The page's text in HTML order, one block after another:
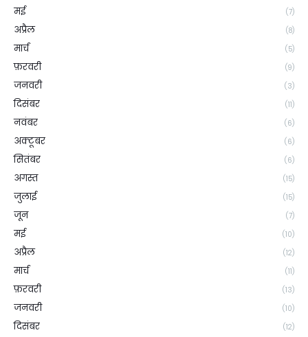
मई (7)
अप्रैल (8)
मार्च (5)
फ़रवरी (9)
जनवरी (3)
दिसंबर (11)
नवंबर (6)
अक्टूबर (6)
सितंबर (6)
अगस्त (15)
जुलाई (15)
जून (7)
मई (10)
अप्रैल (12)
मार्च (11)
फ़रवरी (13)
जनवरी (10)
दिसंबर (12)